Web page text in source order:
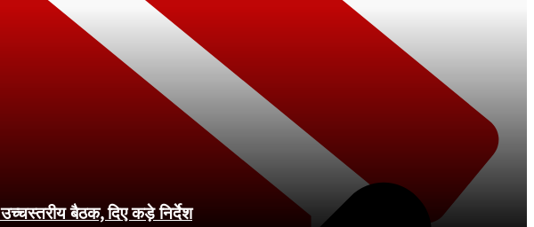
बैठक, दिए कड़े निर्देश